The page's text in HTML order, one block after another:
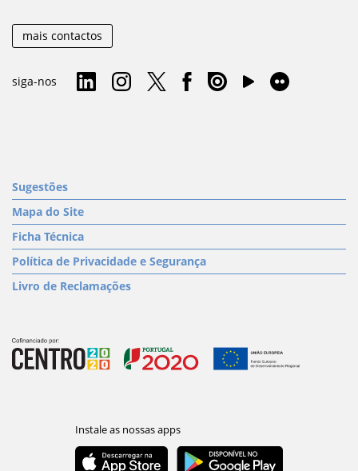
mais contactos
siga-nos
Sugestões
Mapa do Site
Ficha Técnica
Política de Privacidade e Segurança
Livro de Reclamações